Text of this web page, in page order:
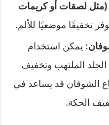
(مثل لصقات أو كريمات
تخفيفًا موضعيًا للألم.
يمكن استخدام
الجلد الملتهب وتخفيف
الشوفان قد يساعد في
الحكة.